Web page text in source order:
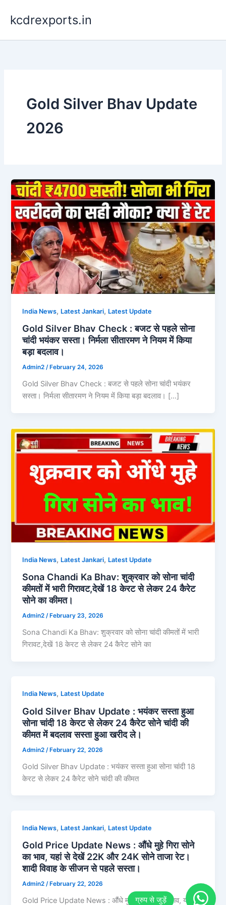
kcdrexports.in
Gold Silver Bhav Update
2026
India News, Latest Jankari, Latest Update
Gold Silver Bhav Check : बजट से पहले सोना
चांदी भयंकर सस्ता। निर्मला सीतारमण ने नियम में किया
बड़ा बदलाव।
Admin2/ February 24, 2026
Gold Silver Bhav Check : बजट से पहले सोना चांदी भयंकर
सस्ता। निर्मला सीतारमण ने नियम में किया बड़ा बदलाव। […]
India News, Latest Jankari, Latest Update
Sona Chandi Ka Bhav: शुक्रवार को सोना चांदी
कीमतों में भारी गिरावट,देखें 18 केरट से लेकर 24 कैरेट
सोने का कीमत।
Admin2/ February 23, 2026
Sona Chandi Ka Bhav: शुक्रवार को सोना चांदी कीमतों में भारी
गिरावट,देखें 18 केरट से लेकर 24 कैरेट सोने का
India News, Latest Update
Gold Silver Bhav Update : भयंकर सस्ता हुआ
सोना चांदी 18 केरट से लेकर 24 कैरेट सोने चांदी की
कीमत में बदलाव सस्ता हुआ खरीद ले।
Admin2 /February 22, 2026
Gold Silver Bhav Update : भयंकर सस्ता हुआ सोना चांदी 18
केरट से लेकर 24 कैरेट सोने चांदी की कीमत
India News, Latest Jankari, Latest Update
Gold Price Update News : औंधे मुहे गिरा सोने
का भाव, यहां से देखें 22K और 24K सोने ताजा रेट।
शादी विवाह के सीजन से पहले सस्ता।
Admin2/ February 22, 2026
Gold Price Update News : औंधे मुहे गिरा सोने का भाव, यहां से